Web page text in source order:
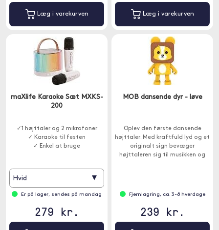
Læg i varekurven Læg i varekurven
maXlife Karaoke Sæt MXKS-
200
✓1 højttaler og 2 mikrofoner
✓ Karaoke til festen
✓ Enkel at bruge
Hvid ▾
Er på lager, sendes på mandag
279 kr.
MOB dansende dyr - løve
Oplev den første dansende
højttaler. Med kraftfuld lyd og et
originalt sign bevæger
højttaleren sig til musikken og
Fjernlagring, ca. 3-8 hverdage
239 kr.